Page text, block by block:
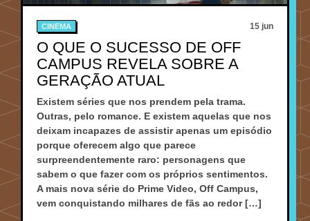
CINEMA 15 jun
O QUE O SUCESSO DE OFF
CAMPUS REVELA SOBRE A
GERAÇÃO ATUAL
Existem séries que nos prendem pela trama.
Outras, pelo romance. E existem aquelas que nos
deixam incapazes de assistir apenas um episódio
porque oferecem algo que parece
surpreendentemente raro: personagens que
sabem o que fazer com os próprios sentimentos.
A mais nova série do Prime Video, Off Campus,
vem conquistando milhares de fãs ao redor […]